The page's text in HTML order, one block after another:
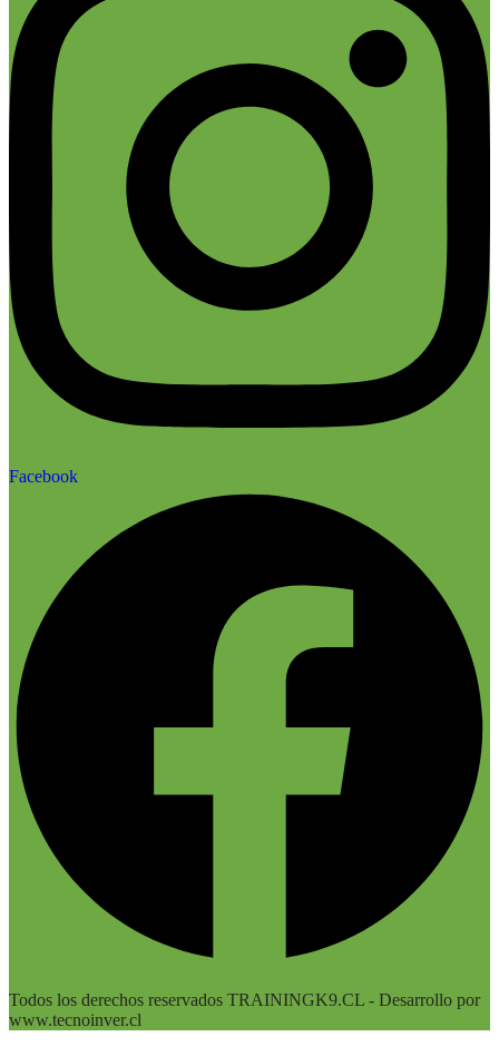
Facebook
Todos los derechos reservados TRAININGK9.CL - Desarrollo por
www.tecnoinver.cl